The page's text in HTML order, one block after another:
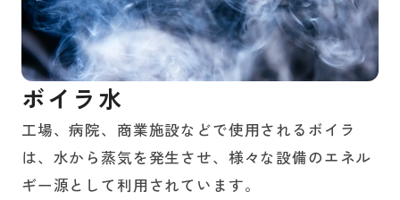
ボイラ水
工場、病院、商業施設などで使用されるボイラ
は、水から蒸気を発生させ、様々な設備のエネル
ギー源として利用されています。